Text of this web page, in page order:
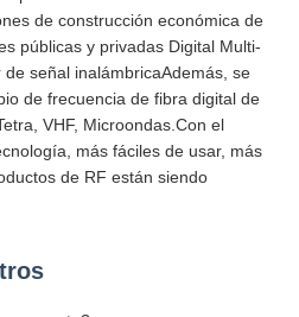
de construcción económica de
públicas y privadas Digital Multi-
señal inalámbricaAdemás, se
de frecuencia de fibra digital de
VHF, Microondas.Con el
más fáciles de usar, más
de RF están siendo